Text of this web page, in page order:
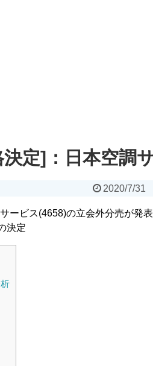
定]：日本空調
2020/7/31
ービス(4658)の立会外分売が発表
決定